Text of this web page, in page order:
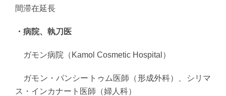
間滞在延長
・病院、執刀医
ガモン病院（Kamol Cosmetic Hospital）
ガモン・パンシートゥム医師（形成外科）、シリマ
ス・インカナート医師（婦人科）